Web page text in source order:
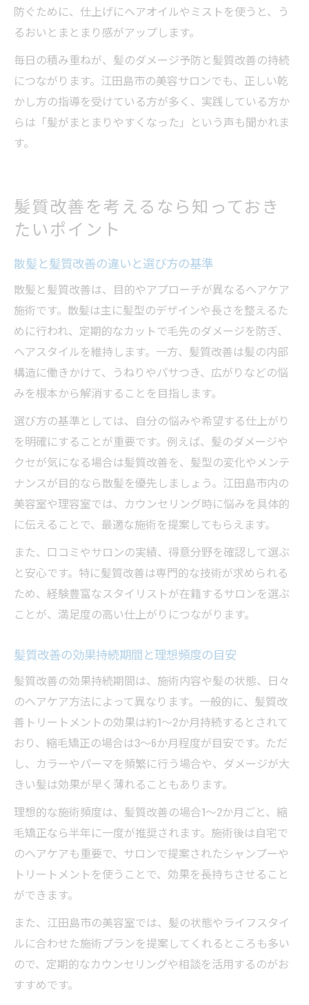
防ぐために、仕上げにヘアオイルやミストを使うと、う
るおいとまとまり感がアップします。
毎日の積み重ねが、髪のダメージ予防と髪質改善の持続
につながります。江田島市の美容サロンでも、正しい乾
かし方の指導を受けている方が多く、実践している方か
らは「髪がまとまりやすくなった」という声も聞かれま
す。
髪質改善を考えるなら知っておき
たいポイント
散髪と髪質改善の違いと選び方の基準
散髪と髪質改善は、目的やアプローチが異なるヘアケア
施術です。散髪は主に髪型のデザインや長さを整えるた
めに行われ、定期的なカットで毛先のダメージを防ぎ、
ヘアスタイルを維持します。一方、髪質改善は髪の内部
構造に働きかけて、うねりやパサつき、広がりなどの悩
みを根本から解消することを目指します。
選び方の基準としては、自分の悩みや希望する仕上がり
を明確にすることが重要です。例えば、髪のダメージや
クセが気になる場合は髪質改善を、髪型の変化やメンテ
ナンスが目的なら散髪を優先しましょう。江田島市内の
美容室や理容室では、カウンセリング時に悩みを具体的
に伝えることで、最適な施術を提案してもらえます。
また、口コミやサロンの実績、得意分野を確認して選ぶ
と安心です。特に髪質改善は専門的な技術が求められる
ため、経験豊富なスタイリストが在籍するサロンを選ぶ
ことが、満足度の高い仕上がりにつながります。
髪質改善の効果持続期間と理想頻度の目安
髪質改善の効果持続期間は、施術内容や髪の状態、日々
のヘアケア方法によって異なります。一般的に、髪質改
善トリートメントの効果は約1〜2か月持続するとされて
おり、縮毛矯正の場合は3〜6か月程度が目安です。ただ
し、カラーやパーマを頻繁に行う場合や、ダメージが大
きい髪は効果が早く薄れることもあります。
理想的な施術頻度は、髪質改善の場合1〜2か月ごと、縮
毛矯正なら半年に一度が推奨されます。施術後は自宅で
のヘアケアも重要で、サロンで提案されたシャンプーや
トリートメントを使うことで、効果を長持ちさせること
ができます。
また、江田島市の美容室では、髪の状態やライフスタイ
ルに合わせた施術プランを提案してくれるところも多い
ので、定期的なカウンセリングや相談を活用するのがお
すすめです。